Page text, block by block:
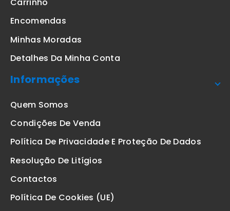
Carrinho
Encomendas
Minhas Moradas
Detalhes Da Minha Conta
Informações
Quem Somos
Condições De Venda
Política De Privacidade E Proteção De Dados
Resolução De Litígios
Contactos
Política De Cookies (UE)